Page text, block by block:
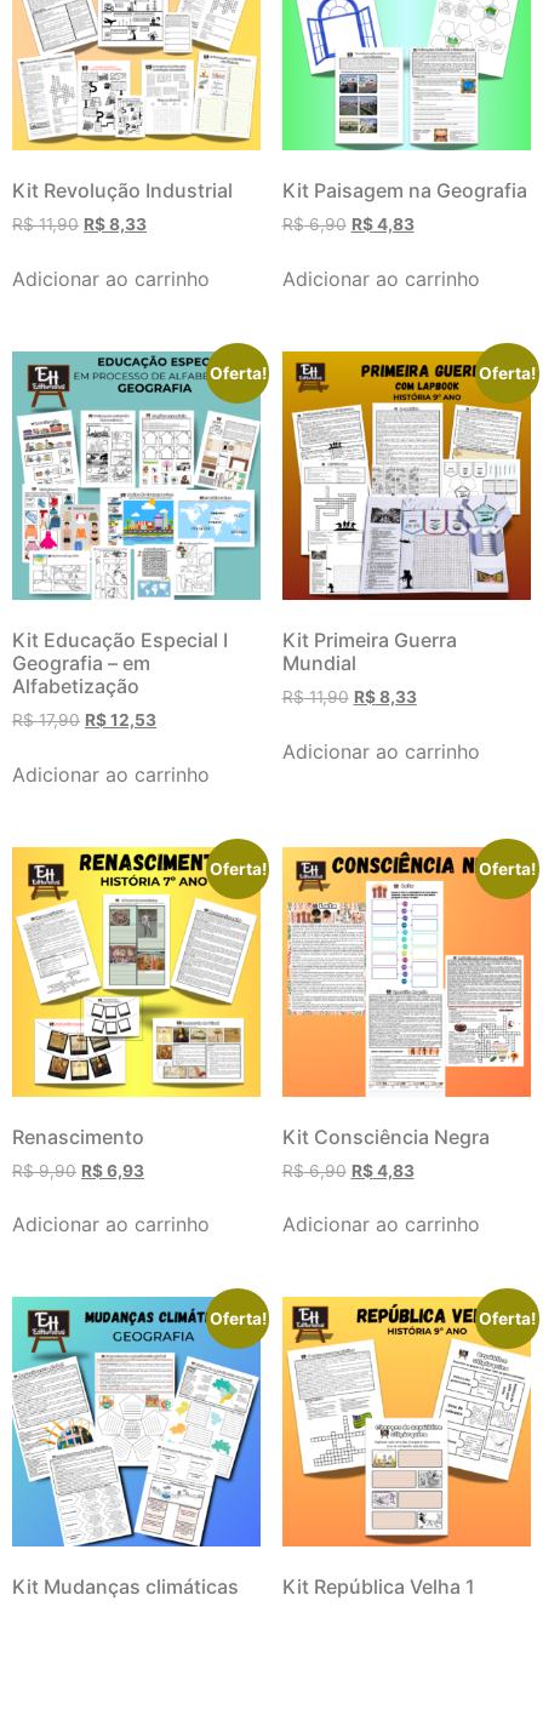
Kit Revolução Industrial
R$11,90 R$8,33
Adicionar ao carrinho
Kit Paisagem na Geografia
R$6,90 R$4,83
Adicionar ao carrinho
Oferta!
Kit Educação Especial I
Geografia – em
Alfabetização
R$17,90 R$12,53
Adicionar ao carrinho
Oferta!
Kit Primeira Guerra
Mundial
R$11,90 R$8,33
Adicionar ao carrinho
Oferta!
Renascimento
R$9,90 R$6,93
Adicionar ao carrinho
Oferta!
Kit Consciência Negra
R$6,90 R$4,83
Adicionar ao carrinho
Oferta!
Kit Mudanças climáticas
Oferta!
Kit República Velha 1